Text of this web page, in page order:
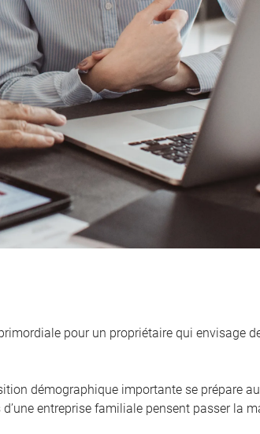
pour un propriétaire qui envisage
démographique importante se prépare
d’une entreprise familiale pensent passer la